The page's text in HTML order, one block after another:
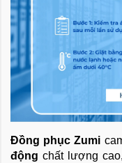
Đồng phục Zumi
động chất lượng